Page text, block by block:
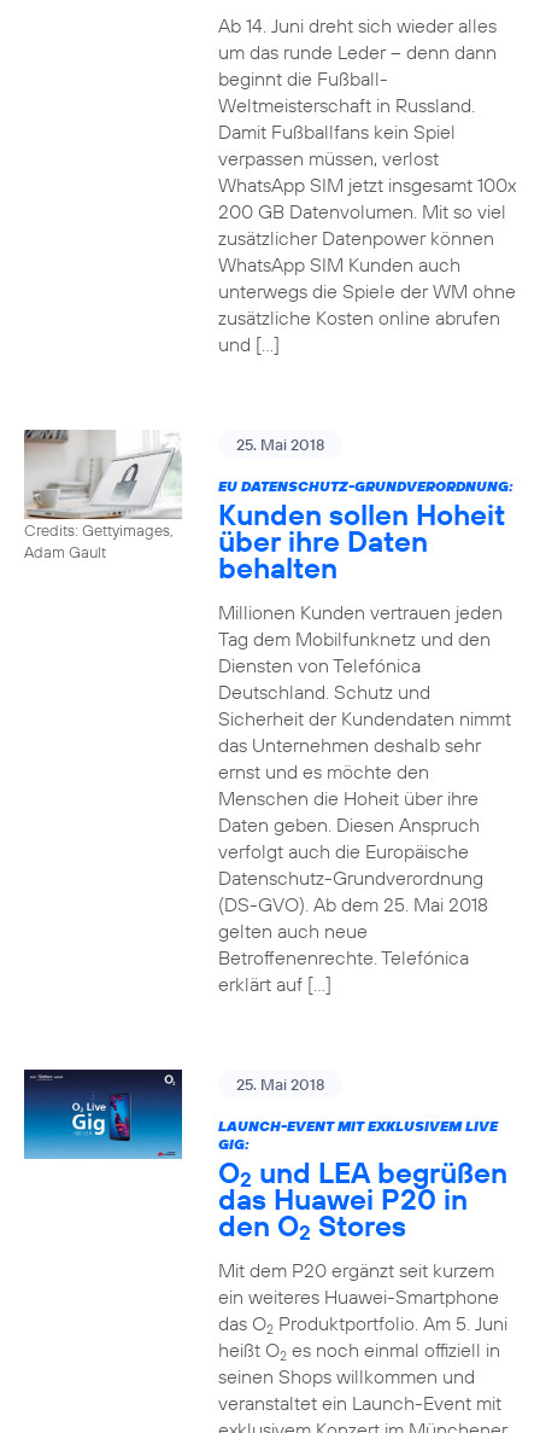
Ab 14. Juni dreht sich wieder alles
um das runde Leder – denn dann
beginnt die Fußball-
Weltmeisterschaft in Russland.
Damit Fußballfans kein Spiel
verpassen müssen, verlost
WhatsApp SIM jetzt insgesamt 100x
200 GB Datenvolumen. Mit so viel
zusätzlicher Datenpower können
WhatsApp SIM Kunden auch
unterwegs die Spiele der WM ohne
zusätzliche Kosten online abrufen
und […]
Credits: Gettyimages,
Adam Gault
25. Mai 2018
EU DATENSCHUTZ-GRUNDVERORDNUNG:
Kunden sollen Hoheit
über ihre Daten
behalten
Millionen Kunden vertrauen jeden
Tag dem Mobilfunknetz und den
Diensten von Telefónica
Deutschland. Schutz und
Sicherheit der Kundendaten nimmt
das Unternehmen deshalb sehr
ernst und es möchte den
Menschen die Hoheit über ihre
Daten geben. Diesen Anspruch
verfolgt auch die Europäische
Datenschutz-Grundverordnung
(DS-GVO). Ab dem 25. Mai 2018
gelten auch neue
Betroffenenrechte. Telefónica
erklärt auf […]
25. Mai 2018
LAUNCH-EVENT MIT EXKLUSIVEM LIVE
GIG:
O2 und LEA begrüßen
das Huawei P20 in
den O2 Stores
Mit dem P20 ergänzt seit kurzem
ein weiteres Huawei-Smartphone
das O2Produktportfolio. Am 5. Juni
heißt O2es noch einmal offiziell in
seinen Shops willkommen und
veranstaltet ein Launch-Event mit